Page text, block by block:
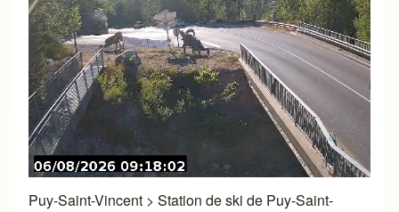
Puy-Saint-Vincent > Station de ski de Puy-Saint-